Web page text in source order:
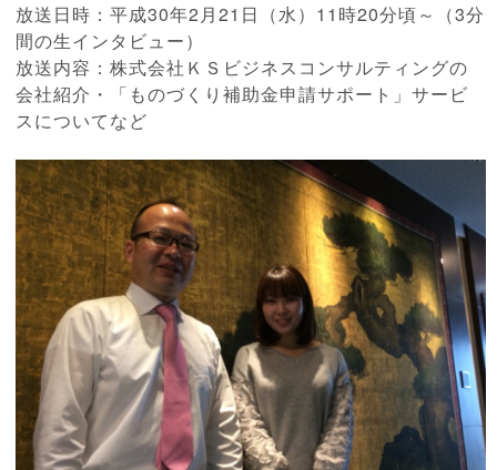
放送日時：平成30年2月21日（水）11時20分頃～（3分
間の生インタビュー）
放送内容：株式会社ＫＳビジネスコンサルティングの
会社紹介・「ものづくり補助金申請サポート」サービ
スについてなど